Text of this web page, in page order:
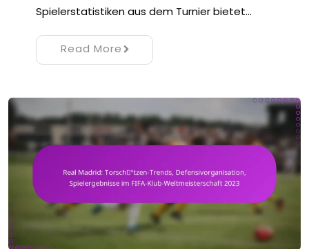
Spielerstatistiken aus dem Turnier bietet…
Read More